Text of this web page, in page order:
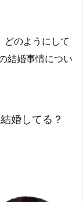
どのようにして
結婚事情につい
婚してる？